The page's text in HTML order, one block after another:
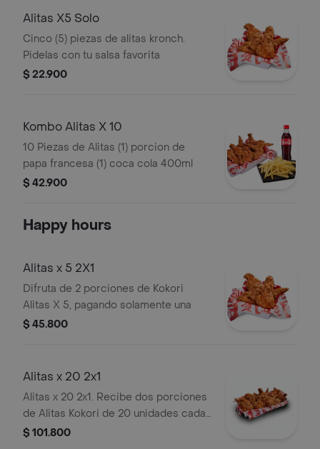
Alitas X5 Solo
Cinco (5) piezas de alitas kronch.
Pidelas con tu salsa favorita
$ 22.900
Kombo Alitas X 10
10 Piezas de Alitas (1) porcion de
papa francesa (1) coca cola 400ml
$ 42.900
Happy hours
Alitas x 5 2X1
Difruta de 2 porciones de Kokori
Alitas X 5, pagando solamente una
$ 45.800
Alitas x 20 2x1
Alitas x 20 2x1. Recibe dos porciones
de Alitas Kokori de 20 unidades cada
una, fritas y con salsa. Paga solo una.
$ 101.800